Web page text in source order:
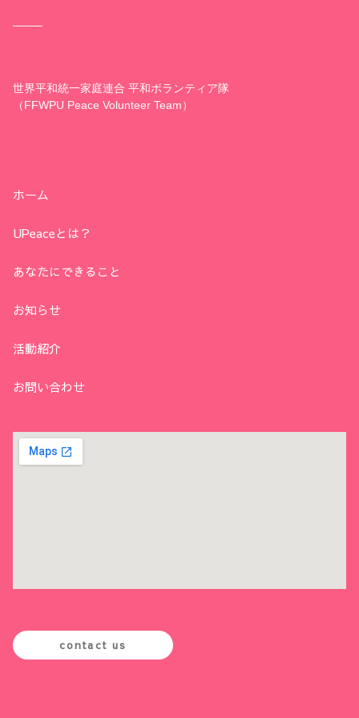
世界平和統一家庭連合 平和ボランティア隊
（FFWPU Peace Volunteer Team）
ホーム
UPeaceとは？
あなたにできること
お知らせ
活動紹介
お問い合わせ
contact us